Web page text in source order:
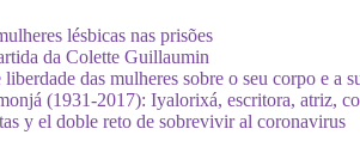
lésbicas nas prisões
da Colette Guillaumin
das mulheres sobre o seu corpo e a
(1931-2017): Iyalorixá, escritora, atriz,
y el doble reto de sobrevivir al coronavirus